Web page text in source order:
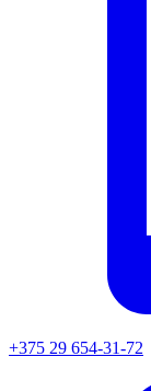
+375 29 654-31-72